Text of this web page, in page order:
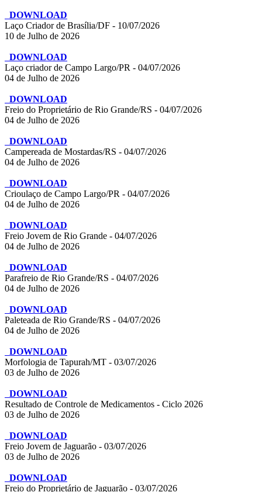
DOWNLOAD
Laço Criador de Brasília/DF - 10/07/2026
10 de Julho de 2026
DOWNLOAD
Laço criador de Campo Largo/PR - 04/07/2026
04 de Julho de 2026
DOWNLOAD
Freio do Proprietário de Rio Grande/RS - 04/07/2026
04 de Julho de 2026
DOWNLOAD
Campereada de Mostardas/RS - 04/07/2026
04 de Julho de 2026
DOWNLOAD
Crioulaço de Campo Largo/PR - 04/07/2026
04 de Julho de 2026
DOWNLOAD
Freio Jovem de Rio Grande - 04/07/2026
04 de Julho de 2026
DOWNLOAD
Parafreio de Rio Grande/RS - 04/07/2026
04 de Julho de 2026
DOWNLOAD
Paleteada de Rio Grande/RS - 04/07/2026
04 de Julho de 2026
DOWNLOAD
Morfologia de Tapurah/MT - 03/07/2026
03 de Julho de 2026
DOWNLOAD
Resultado de Controle de Medicamentos - Ciclo 2026
03 de Julho de 2026
DOWNLOAD
Freio Jovem de Jaguarão - 03/07/2026
03 de Julho de 2026
DOWNLOAD
Freio do Proprietário de Jaguarão - 03/07/2026